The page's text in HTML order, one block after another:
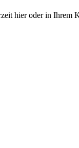
hier oder in Ihrem